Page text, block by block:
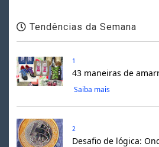
Tendências da Semana
1
43 maneiras de
Saiba mais
2
Desafio de lógica: